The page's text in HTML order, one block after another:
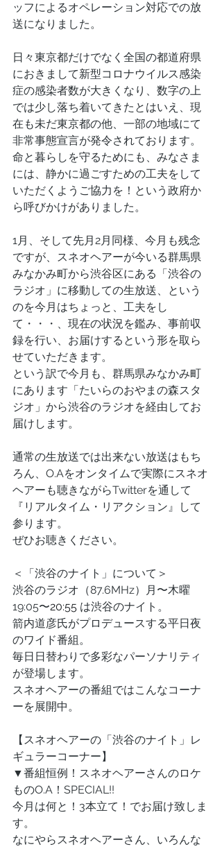
ッフによるオペレーション対応での放
送になりました。
日々東京都だけでなく全国の都道府県
におきまして新型コロナウイルス感染
症の感染者数が大きくなり、数字の上
では少し落ち着いてきたとはいえ、現
在も未だ東京都の他、一部の地域にて
非常事態宣言が発令されております。
命と暮らしを守るためにも、みなさま
には、静かに過ごすための工夫をして
いただくようご協力を！という政府か
ら呼びかけがありました。
1月、そして先月2月同様、今月も残念
ですが、スネオヘアーが今いる群馬県
みなかみ町から渋谷区にある「渋谷の
ラジオ」に移動しての生放送、という
のを今月はちょっと、工夫をし
て・・・、現在の状況を鑑み、事前収
録を行い、お届けするという形を取ら
せていただきます。
という訳で今月も、群馬県みなかみ町
にあります「たいらのおやまの森スタ
ジオ」から渋谷のラジオを経由してお
届けします。
通常の生放送では出来ない放送はもち
ろん、O.Aをオンタイムで実際にスネオ
ヘアーも聴きながらTwitterを通して
『リアルタイム・リアクション』して
参ります。
ぜひお聴きください。
＜「渋谷のナイト」について＞
渋谷のラジオ（87.6MHz）月〜木曜
19:05〜20:55 は渋谷のナイト。
箭内道彦氏がプロデュースする平日夜
のワイド番組。
毎日日替わりで多彩なパーソナリティ
が登場します。
スネオヘアーの番組ではこんなコーナ
ーを展開中。
【スネオヘアーの「渋谷のナイト」レ
ギュラーコーナー】
▼番組恒例！スネオヘアーさんのロケ
ものO.A！SPECIAL!!
今月は何と！3本立て！でお届け致しま
す。
なにやらスネオヘアーさん、いろんな